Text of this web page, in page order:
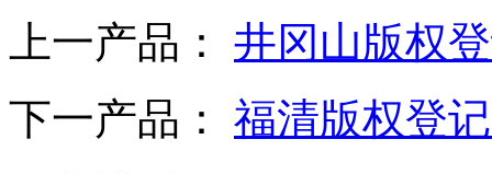
上一产品： 井冈山版权
下一产品： 福清版权登